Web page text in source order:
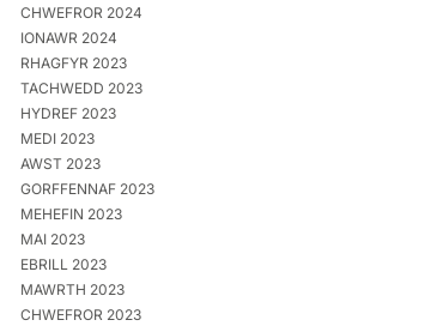
CHWEFROR 2024
IONAWR 2024
RHAGFYR 2023
TACHWEDD 2023
HYDREF 2023
MEDI 2023
AWST 2023
GORFFENNAF 2023
MEHEFIN 2023
MAI 2023
EBRILL 2023
MAWRTH 2023
CHWEFROR 2023